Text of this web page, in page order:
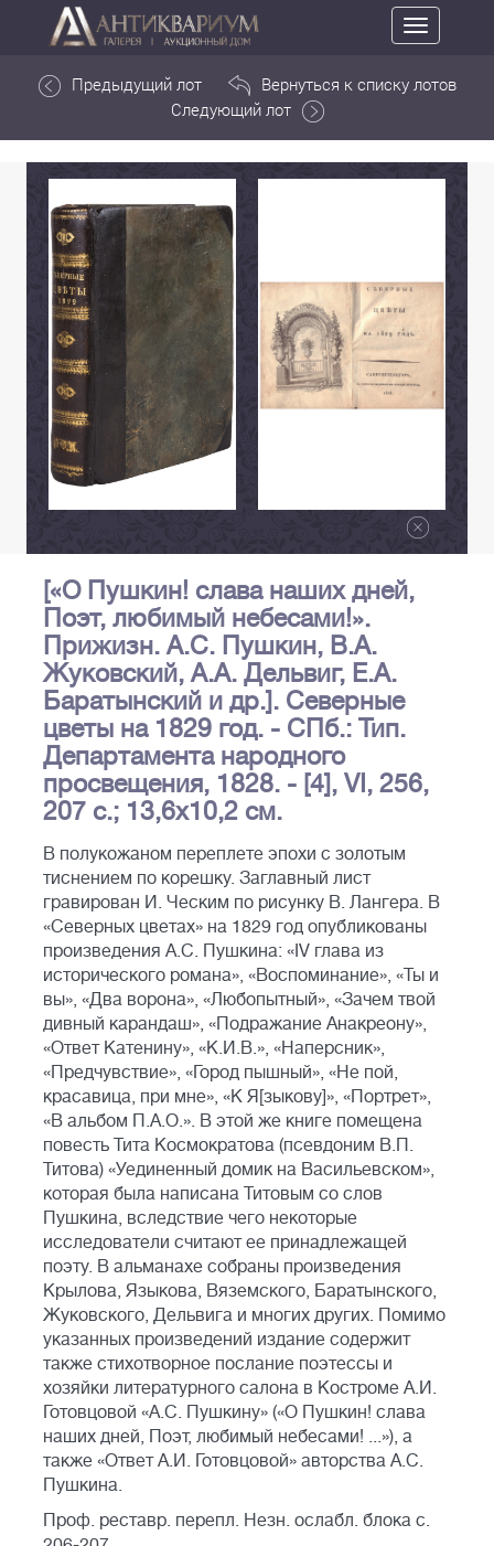
Toggle
navigation
Предыдущий лот
Вернуться к списку лотов
Следующий лот
[«О Пушкин! слава наших дней,
Поэт, любимый небесами!».
Прижизн. А.С. Пушкин, В.А.
Жуковский, А.А. Дельвиг, Е.А.
Баратынский и др.]. Северные
цветы на 1829 год. - СПб.: Тип.
Департамента народного
просвещения, 1828. - [4], VI, 256,
207 с.; 13,6х10,2 см.
В полукожаном переплете эпохи с золотым
тиснением по корешку. Заглавный лист
гравирован И. Ческим по рисунку В. Лангера. В
«Северных цветах» на 1829 год опубликованы
произведения А.С. Пушкина: «IV глава из
исторического романа», «Воспоминание», «Ты и
вы», «Два ворона», «Любопытный», «Зачем твой
дивный карандаш», «Подражание Анакреону»,
«Ответ Катенину», «К.И.В.», «Наперсник»,
«Предчувствие», «Город пышный», «Не пой,
красавица, при мне», «К Я[зыкову]», «Портрет»,
«В альбом П.А.О.». В этой же книге помещена
повесть Тита Космократова (псевдоним В.П.
Титова) «Уединенный домик на Васильевском»,
которая была написана Титовым со слов
Пушкина, вследствие чего некоторые
исследователи считают ее принадлежащей
поэту. В альманахе собраны произведения
Крылова, Языкова, Вяземского, Баратынского,
Жуковского, Дельвига и многих других. Помимо
указанных произведений издание содержит
также стихотворное послание поэтессы и
хозяйки литературного салона в Костроме А.И.
Готовцовой «А.С. Пушкину» («О Пушкин! слава
наших дней, Поэт, любимый небесами! ...»), а
также «Ответ А.И. Готовцовой» авторства А.С.
Пушкина.
Проф. реставр. перепл. Незн. ослабл. блока с.